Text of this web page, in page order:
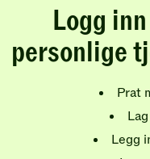
Logg
personlige
Prat
Legg